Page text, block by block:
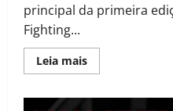
principal da primeira
Fighting...
Leia mais